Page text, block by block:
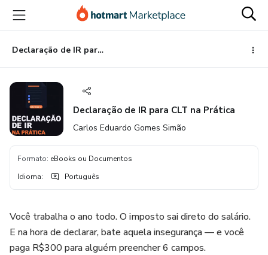
para
conteúdo
principal
para
pagamento
para
rodapé
Declaração de IR para CLT na Prática
Declaração de IR para CLT na Prática
Carlos Eduardo Gomes Simão
Formato: eBooks ou Documentos
Idioma: Português
Você trabalha o ano todo. O imposto sai direto do salário.
E na hora de declarar, bate aquela insegurança — e você
paga R$300 para alguém preencher 6 campos.